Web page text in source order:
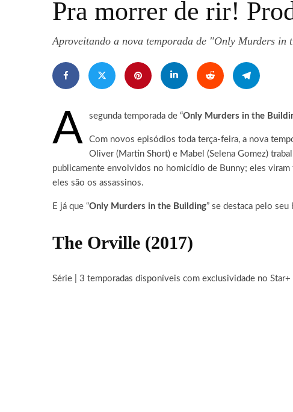
Pra morrer de rir!
Aproveitando a nova temporada de "Only Murders
A segunda temporada de “Only Murders in the
Com novos episódios toda terça-feira, a nova
Oliver (Martin Short) e Mabel (Selena Gomez)
publicamente envolvidos no homicídio de Bunny; eles
eles são os assassinos.
E já que “Only Murders in the Building” se destaca pelo
The Orville (2017)
Série | 3 temporadas disponíveis com exclusividade no Star+